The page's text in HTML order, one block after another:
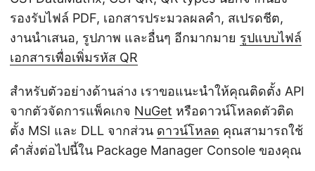
รองรับไฟล์ PDF, เอกสารประมวลผลคำ, สเปรดชีต,
งานนำเสนอ, รูปภาพ และอื่นๆ อีกมากมาย รูปแบบไฟล์
เอกสารเพื่อเพิ่มรหัส QR
สำหรับตัวอย่างด้านล่าง เราขอแนะนำให้คุณติดตั้ง API
จากตัวจัดการแพ็คเกจ NuGet หรือดาวน์โหลดตัวติด
ตั้ง MSI และ DLL จากส่วน ดาวน์โหลด คุณสามารถใช้
คำสั่งต่อไปนี้ใน Package Manager Console ของคุณ